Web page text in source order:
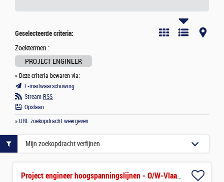
Geselecteerde criteria:
Zoektermen :
PROJECT ENGINEER
» Deze criteria bewaren via:
E-mailwaarschuwing
Stream RSS
Opslaan
» URL zoekopdracht weergeven
Project engineer hoogspanningslijnen - O/W-Vlaanderen
Mijn zoekopdracht verfijnen